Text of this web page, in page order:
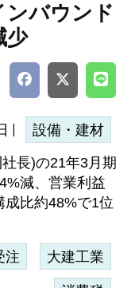
ンバウンド
少
| 設備・建材
長)の21年3月期
減、営業利益
比約48%で1位
注 大建工業